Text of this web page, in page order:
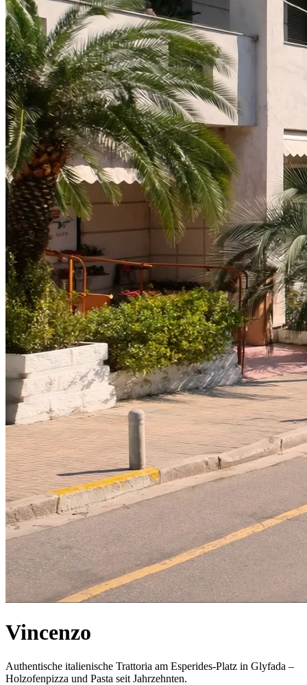
Vincenzo
Authentische italienische Trattoria am Esperides-Platz in Glyfada –
Holzofenpizza und Pasta seit Jahrzehnten.